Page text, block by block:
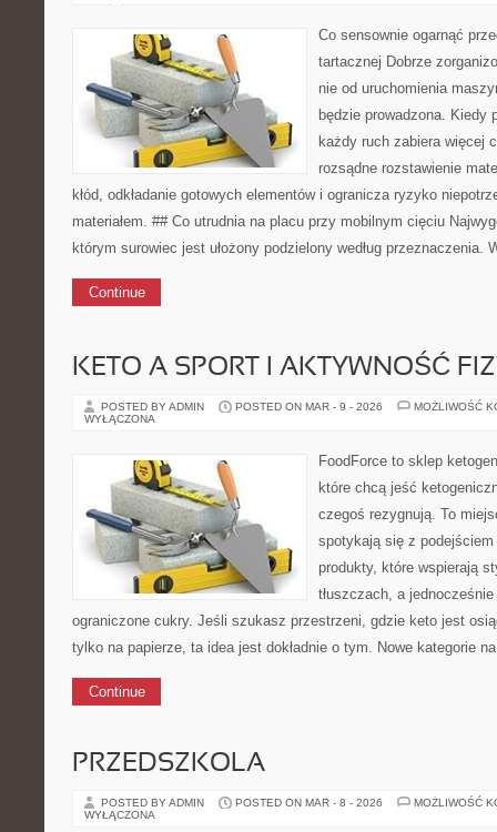
Co sensownie ogarnąć
tartacznej Dobrze
nie od uruchomienia
będzie prowadzona. Kiedy
każdy ruch zabiera więcej
rozsądne rozstawienie
kłód, odkładanie gotowych elementów i ogranicza ryzyko
materiałem. ## Co utrudnia na placu przy mobilnym cięciu
którym surowiec jest ułożony podzielony według przeznaczenia.
Continue
KETO A SPORT I AKTYWNOŚĆ
POSTED BY ADMIN POSTED ON MAR - 9 - 2026
MOŻLIWOŚĆ
WYŁĄCZONA
FoodForce to sklep
które chcą jeść
czegoś rezygnują. To
spotykają się z
produkty, które wspierają
tłuszczach, a
ograniczone cukry. Jeśli szukasz przestrzeni, gdzie keto jest
tylko na papierze, ta idea jest dokładnie o tym. Nowe kategorie
Continue
PRZEDSZKOLA
POSTED BY ADMIN POSTED ON MAR - 8 - 2026
MOŻLIWOŚĆ
WYŁĄCZONA